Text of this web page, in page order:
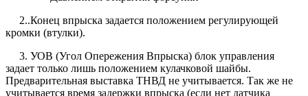
2..Конец впрыска задается положением регулирующей
кромки (втулки).
3. УОВ (Угол Опережения Впрыска) блок управления
задает только лишь положением кулачковой шайбы.
Предварительная выставка ТНВД не учитывается. Так же не
учитывается время задержки впрыска (если нет датчика